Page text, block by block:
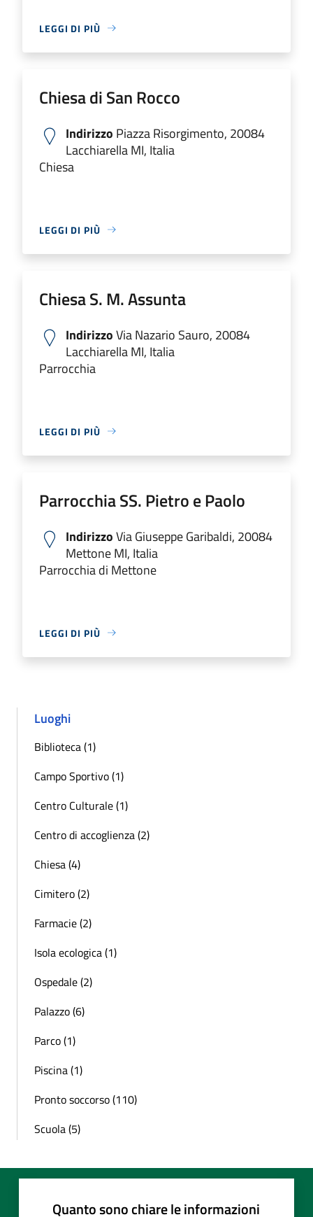
LEGGI DI PIÙ
Chiesa di San Rocco
Indirizzo Piazza Risorgimento, 20084
Lacchiarella MI, Italia
Chiesa
LEGGI DI PIÙ
Chiesa S. M. Assunta
IndirizzoVia Nazario Sauro, 20084
Lacchiarella MI, Italia
Parrocchia
LEGGI DI PIÙ
Parrocchia SS. Pietro e Paolo
IndirizzoVia Giuseppe Garibaldi, 20084
Mettone MI, Italia
Parrocchia di Mettone
LEGGI DI PIÙ
Luoghi
Biblioteca (1)
Campo Sportivo (1)
Centro Culturale (1)
Centro di accoglienza (2)
Chiesa (4)
Cimitero (2)
Farmacie (2)
Isola ecologica (1)
Ospedale (2)
Palazzo (6)
Parco (1)
Piscina (1)
Pronto soccorso (110)
Scuola (5)
Quanto sono chiare le informazioni